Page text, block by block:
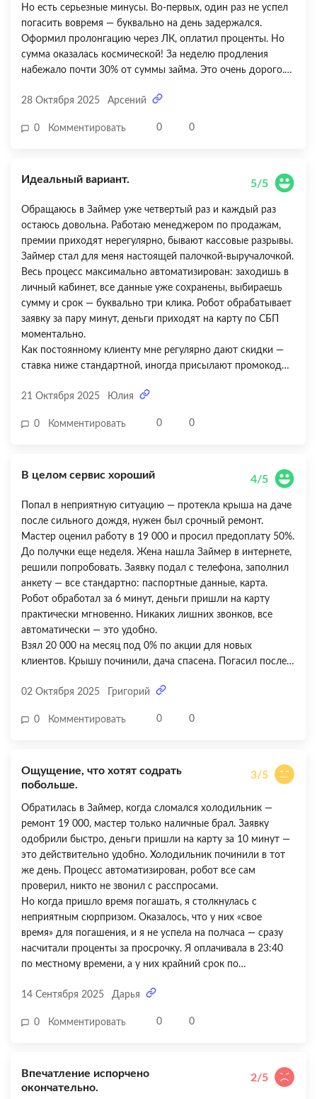
Но есть серьезные минусы. Во-первых, один раз не успел
погасить вовремя — буквально на день задержался.
Оформил пролонгацию через ЛК, оплатил проценты. Но
сумма оказалась космической! За неделю продления
набежало почти 30% от суммы займа. Это очень дорого.
— постоянно предлагают что-то докупить: «улучшение
Ощущение, что каждый раз пытаются навязать что-то
займов сойдет, но аккуратнее надо быть.
28 Октября 2025 Арсений
0 Комментировать 0 0
Идеальный вариант. 5/5
Обращаюсь в Займер уже четвертый раз и каждый раз
остаюсь довольна. Работаю менеджером по продажам,
премии приходят нерегулярно, бывают кассовые разрывы.
Займер стал для меня настоящей палочкой-выручалочкой.
Весь процесс максимально автоматизирован: заходишь в
личный кабинет, все данные уже сохранены, выбираешь
сумму и срок — буквально три клика. Робот обрабатывает
заявку за пару минут, деньги приходят на карту по СБП
моментально.
Как постоянному клиенту мне регулярно дают скидки —
ставка ниже стандартной, иногда присылают промокоды
суммы на 7-14 дней и гашу сразу, как только приходит
комиссий — все абсолютно прозрачно. В ЛК видно
минуту. Очень нравится, что никто не звонит, все через
планировать бюджет и гасить вовремя — идеальный
вариант. Спасибо Займеру за предсказуемость и скорость!
21 Октября 2025 Юлия
0 Комментировать 0 0
В целом сервис хороший 4/5
Попал в неприятную ситуацию — протекла крыша на даче
после сильного дождя, нужен был срочный ремонт.
Мастер оценил работу в 19 000 и просил предоплату 50%.
До получки еще неделя. Жена нашла Займер в интернете,
решили попробовать. Заявку подал с телефона, заполнил
анкету — все стандартно: паспортные данные, карта.
Робот обработал за 6 минут, деньги пришли на карту
практически мгновенно. Никаких лишних звонков, все
автоматически — это удобно.
Взял 20 000 на месяц под 0% по акции для новых
клиентов. Крышу починили, дача спасена. Погасил после
брал. В личном кабинете все четко: сумма долга, дата
зачислилось за пару минут. Но вот что не понравилось —
рассмотрение», «программу улучшения КИ». Я от всего
отказался, но эти предложения продолжали появляться в
личном кабинете при каждом входе. Немного раздражает.
В целом сервис хороший, выручил в нужный момент, но
навязчивые допродажи напрягают.
02 Октября 2025 Григорий
0 Комментировать 0 0
Ощущение, что хотят содрать
побольше.
3/5
Обратилась в Займер, когда сломался холодильник —
ремонт 19 000, мастер только наличные брал. Заявку
одобрили быстро, деньги пришли на карту за 10 минут —
это действительно удобно. Холодильник починили в тот
же день. Процесс автоматизирован, робот все сам
проверил, никто не звонил с расспросами.
Но когда пришло время погашать, я столкнулась с
неприятным сюрпризом. Оказалось, что у них «свое
время» для погашения, и я не успела на полчаса — сразу
насчитали проценты за просрочку. Я оплачивала в 23:40
по местному времени, а у них крайний срок по
только в мелком шрифте в договоре. Плюс ко всему, мне
«страховку», «ускоренное рассмотрение» — от которых я
побольше. Быстро — да, но слишком много подводных
камней.
14 Сентября 2025 Дарья
0 Комментировать 0 0
Впечатление испорчено
окончательно.
2/5